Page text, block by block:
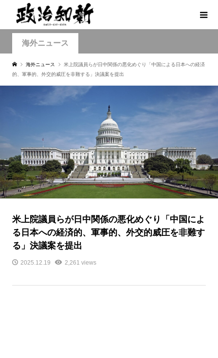
海外ニュース
海外ニュース
米上院議員らが日中関係の悪化めぐり「中国による日本への経済
的、軍事的、外交的威圧を非難する」決議案を提出
米上院議員らが日中関係の悪化めぐり「中国によ
る日本への経済的、軍事的、外交的威圧を非難す
る」決議案を提出
2025.12.19 2,261 views